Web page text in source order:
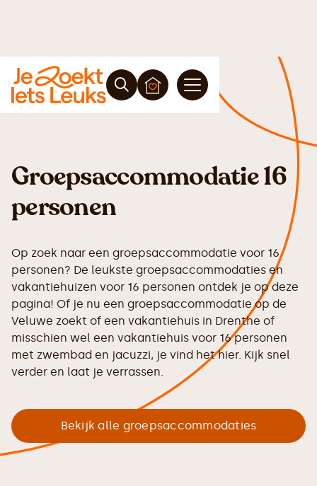
Groepsaccommodatie 16
personen
Op zoek naar een groepsaccommodatie voor 16
personen? De leukste groepsaccommodaties en
vakantiehuizen voor 16 personen ontdek je op deze
pagina! Of je nu een groepsaccommodatie op de
Veluwe zoekt of een vakantiehuis in Drenthe of
misschien wel een vakantiehuis voor 16 personen
met zwembad en jacuzzi, je vind het hier. Kijk snel
verder en laat je verrassen.
Bekijk alle groepsaccommodaties